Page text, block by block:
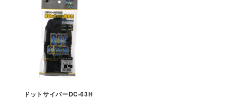
ドットサイバーDC-63H